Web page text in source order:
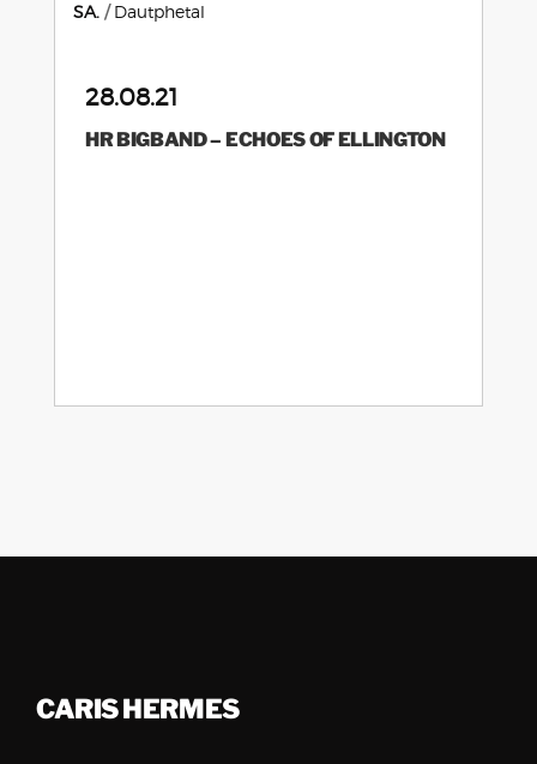
SA. Dautphetal
28.08.21
HR BIGBAND – ECHOES OF ELLINGTON
CARIS HERMES